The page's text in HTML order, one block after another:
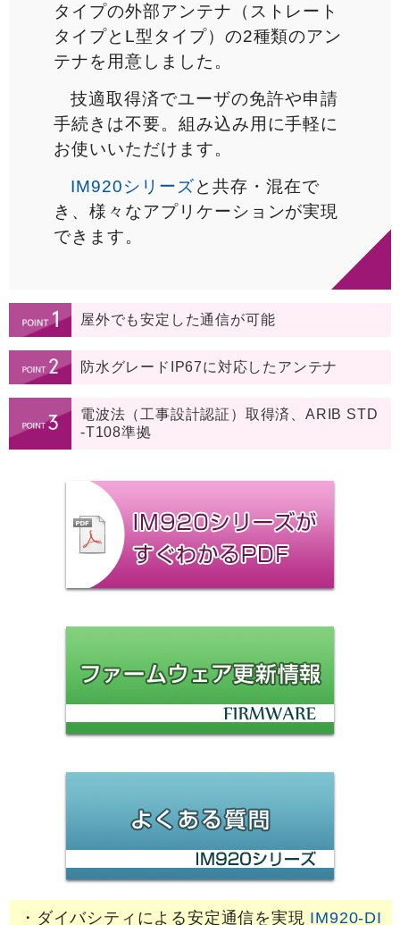
タイプの外部アンテナ（ストレート
タイプとL型タイプ）の2種類のアン
テナを用意しました。
技適取得済でユーザの免許や申請
手続きは不要。組み込み用に手軽に
お使いいただけます。
IM920シリーズと共存・混在で
き、様々なアプリケーションが実現
できます。
屋外でも安定した通信が可能
防水グレードIP67に対応したアンテナ
電波法（工事設計認証）取得済、ARIB STD
-T108準拠
・ダイバシティによる安定通信を実現 IM920-DI